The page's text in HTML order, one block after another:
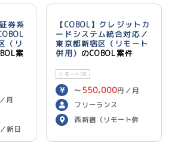
券系
（リ
案
月
新日
用）
【COBOL】クレジットカ
ードシステム統合対応／
東京都新宿区（リモート
併用） のCOBOL案件
リモートOK
〜 550,000円／月
フリーランス
西新宿（リモート併